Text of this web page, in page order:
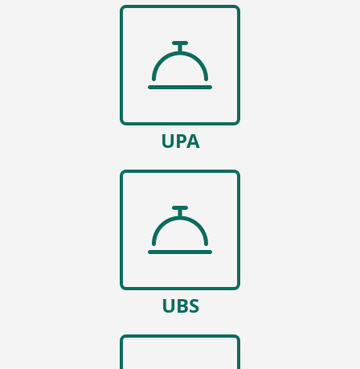
UPA
UBS